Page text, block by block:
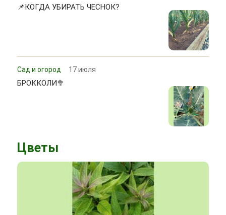
📌КОГДА УБИРАТЬ ЧЕСНОК?
Сад и огород 17 июля
БРОККОЛИ🥦
Цветы